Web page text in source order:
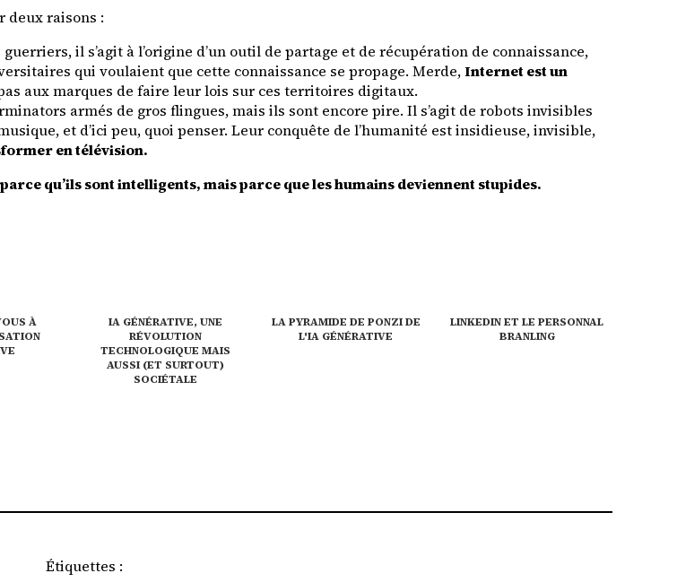
deux raisons :
il s’agit à l’origine d’un outil de partage et de récupération de connaissance,
qui voulaient que cette connaissance se propage. Merde,Internet est un
pas aux marques de faire leur lois sur ces territoires digitaux.
armés de gros flingues, mais ils sont encore pire. Il s’agit de robots invisibles
et d’ici peu, quoi penser. Leur conquête de l’humanité est insidieuse, invisible,
en télévision.
qu’ils sont intelligents, mais parce que les humains deviennent stupides.
À
IA GÉNÉRATIVE, UNE
RÉVOLUTION
TECHNOLOGIQUE MAIS
AUSSI (ET SURTOUT)
SOCIÉTALE
LA PYRAMIDE DE PONZI DE
L'IA GÉNÉRATIVE
LINKEDIN ET LE PERSONNAL
BRANLING
Étiquettes :